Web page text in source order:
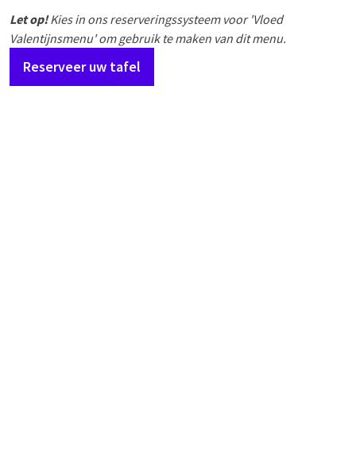
Let op!Kies in ons reserveringssysteem voor 'Vloed
Valentijnsmenu' om gebruik te maken van dit menu.
Reserveer uw tafel